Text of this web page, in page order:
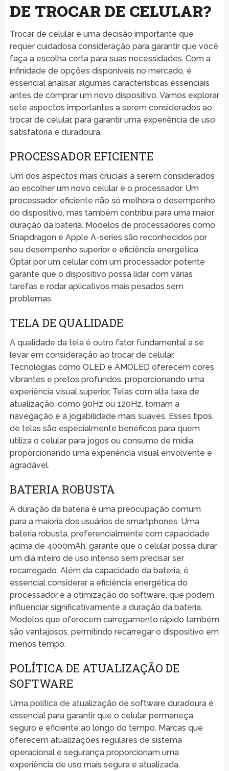
DE TROCAR DE CELULAR?
Trocar de celular é uma decisão importante que
requer cuidadosa consideração para garantir que você
faça a escolha certa para suas necessidades. Com a
infinidade de opções disponíveis no mercado, é
essencial analisar algumas características essenciais
antes de comprar um novo dispositivo. Vamos explorar
sete aspectos importantes a serem considerados ao
trocar de celular, para garantir uma experiência de uso
satisfatória e duradoura.
PROCESSADOR EFICIENTE
Um dos aspectos mais cruciais a serem considerados
ao escolher um novo celular é o processador. Um
processador eficiente não só melhora o desempenho
do dispositivo, mas também contribui para uma maior
duração da bateria. Modelos de processadores como
Snapdragon e Apple A-series são reconhecidos por
seu desempenho superior e eficiência energética.
Optar por um celular com um processador potente
garante que o dispositivo possa lidar com várias
tarefas e rodar aplicativos mais pesados sem
problemas.
TELA DE QUALIDADE
A qualidade da tela é outro fator fundamental a se
levar em consideração ao trocar de celular.
Tecnologias como OLED e AMOLED oferecem cores
vibrantes e pretos profundos, proporcionando uma
experiência visual superior. Telas com alta taxa de
atualização, como 90Hz ou 120Hz, tornam a
navegação e a jogabilidade mais suaves. Esses tipos
de telas são especialmente benéficos para quem
utiliza o celular para jogos ou consumo de mídia,
proporcionando uma experiência visual envolvente e
agradável.
BATERIA ROBUSTA
A duração da bateria é uma preocupação comum
para a maioria dos usuários de smartphones. Uma
bateria robusta, preferencialmente com capacidade
acima de 4000mAh, garante que o celular possa durar
um dia inteiro de uso intenso sem precisar ser
recarregado. Além da capacidade da bateria, é
essencial considerar a eficiência energética do
processador e a otimização do software, que podem
influenciar significativamente a duração da bateria.
Modelos que oferecem carregamento rápido também
são vantajosos, permitindo recarregar o dispositivo em
menos tempo.
POLÍTICA DE ATUALIZAÇÃO DE
SOFTWARE
Uma política de atualização de software duradoura é
essencial para garantir que o celular permaneça
seguro e eficiente ao longo do tempo. Marcas que
oferecem atualizações regulares de sistema
operacional e segurança proporcionam uma
experiência de uso mais segura e atualizada.